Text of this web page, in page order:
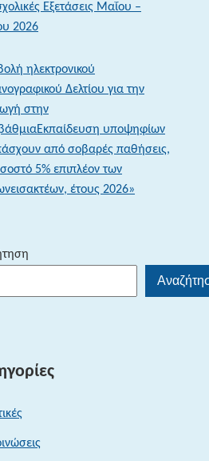
Εξετάσεις Μαΐου –
2026
ηλεκτρονικού
Δελτίου για την
στην
υποψηφίων
από σοβαρές παθήσεις,
5% επιπλέον των
έτους 2026»